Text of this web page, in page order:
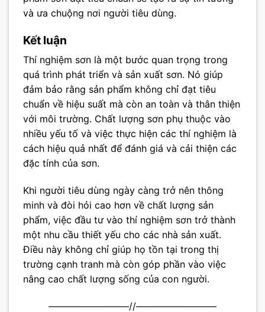
và ưa chuộng nơi người tiêu dùng.
Kết luận
Thí nghiệm sơn là một bước quan trọng trong
quá trình phát triển và sản xuất sơn. Nó giúp
đảm bảo rằng sản phẩm không chỉ đạt tiêu
chuẩn về hiệu suất mà còn an toàn và thân thiện
với môi trường. Chất lượng sơn phụ thuộc vào
nhiều yếu tố và việc thực hiện các thí nghiệm là
cách hiệu quả nhất để đánh giá và cải thiện các
đặc tính của sơn.
Khi người tiêu dùng ngày càng trở nên thông
minh và đòi hỏi cao hơn về chất lượng sản
phẩm, việc đầu tư vào thí nghiệm sơn trở thành
một nhu cầu thiết yếu cho các nhà sản xuất.
Điều này không chỉ giúp họ tồn tại trong thị
trường cạnh tranh mà còn góp phần vào việc
nâng cao chất lượng sống của con người.
————————–//————————–